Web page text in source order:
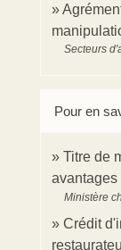
Secteurs
Pour en
Titre de
avantages
Ministère
Crédit